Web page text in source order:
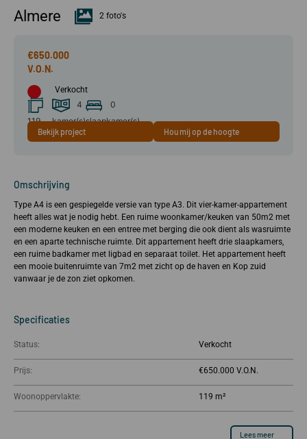
Almere 2 foto's
€650.000
Verkocht
119
4
kamer(s)
0
slaapkamer(s)
Bekijk project Hou mij op de hoogte
Omschrijving
Type A4 is een gespiegelde versie van type A3. Dit vier-kamer-appartement
heeft alles wat je nodig hebt. Een ruime woonkamer/keuken van 50m2 met
een moderne keuken en een entree met berging die ook dient als wasruimte
en een aparte technische ruimte. Dit appartement heeft drie slaapkamers,
een ruime badkamer met ligbad en separaat toilet. Het appartement heeft
een mooie buitenruimte van 7m2 met zicht op de haven en Kop zuid
vanwaar je de zon ziet opkomen.
Specificaties
Status: Verkocht
Prijs: €650.000
Woonoppervlakte: 119 m²
Lees meer